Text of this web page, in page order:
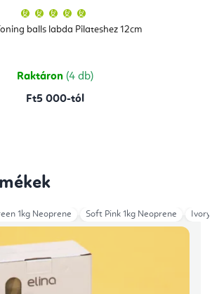
balls labda Pilateshez 12cm
átlagos
értékelése
csillag.
Raktáron (4 db)
Ft5 000-tól
1kg Neoprene Soft Pink 1kg Neoprene